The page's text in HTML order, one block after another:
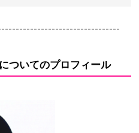
ついてのプロフィール